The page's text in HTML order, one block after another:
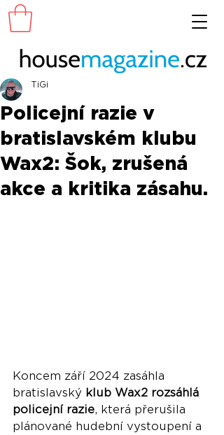
Policejní razie v
bratislavském klubu
Wax2: Šok, zrušená
akce a kritika zásahu.
TiGi
Koncem září 2024 zasáhla
bratislavský klub Wax2 rozsáhlá
policejní razie, která přerušila
plánované hudební vystoupení a